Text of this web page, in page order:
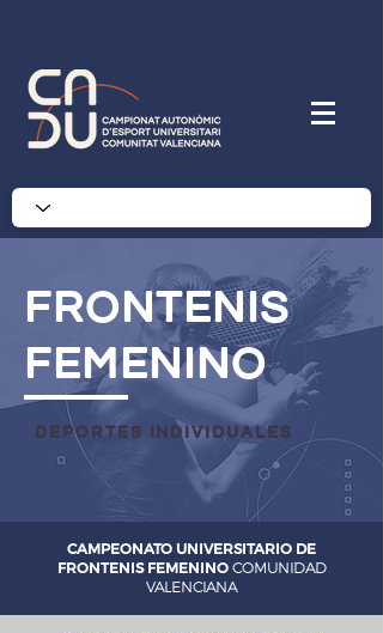
frontenis
femenino
deportes individuales
CAMPEONATO UNIVERSITARIO DE
FRONTENIS FEMENINO COMUNIDAD
VALENCIANA